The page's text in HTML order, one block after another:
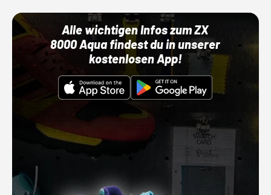
Alle wichtigen Infos zum ZX
8000 Aqua findest du in unserer
kostenlosen App!